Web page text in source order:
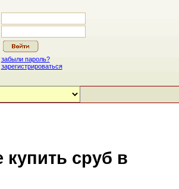
забыли пароль?
зарегистрироваться
купить сруб в